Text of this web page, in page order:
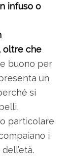
infuso o
oltre che
buono per
un
si
particolare
i